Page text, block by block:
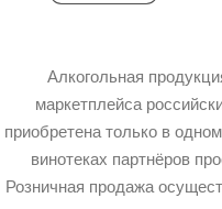
Алкогольная
маркетплейса
приобретена только в
винотеках партнёров
Розничная продажа